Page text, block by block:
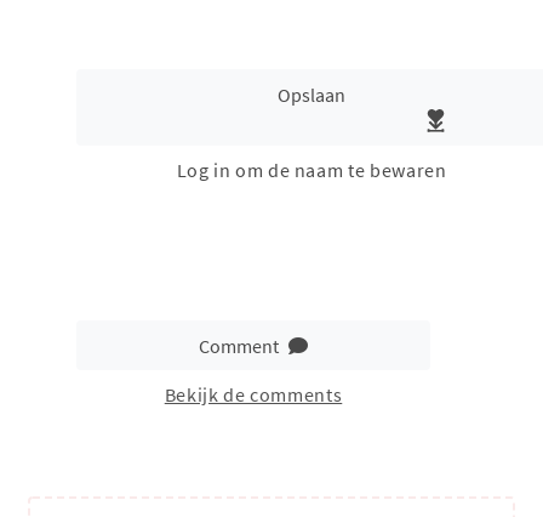
Opslaan
Log in om de naam te bewaren
Comment
Bekijk de comments